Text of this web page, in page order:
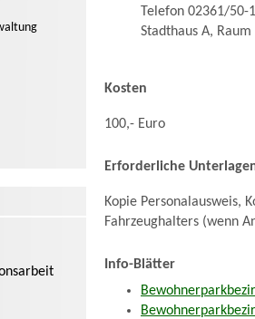
Telefon 02361/50-
Stadthaus A, Raum
Kosten
100,- Euro
Erforderliche
Kopie Personalausweis,
Fahrzeughalters (wenn
Info-Blätter